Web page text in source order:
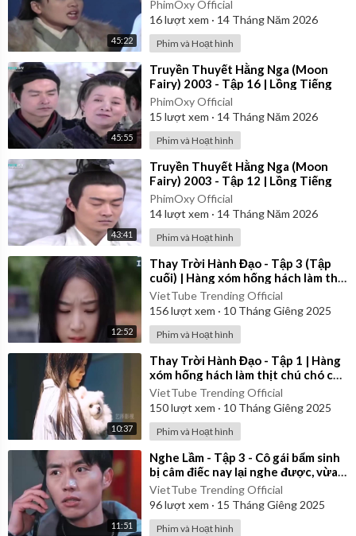
45:22
PhimOxy Official
16lượt xem · 14 Tháng Năm 2026
Phim và Hoạt hình
45:55
⁣Truyền Thuyết Hằng Nga (Moon
Fairy) 2003 - Tập 16 | Lồng Tiếng
PhimOxy Official
15 lượt xem · 14 Tháng Năm 2026
Phim và Hoạt hình
43:41
⁣Truyền Thuyết Hằng Nga (Moon
Fairy) 2003 - Tập 12 | Lồng Tiếng
PhimOxy Official
14lượt xem · 14 Tháng Năm 2026
Phim và Hoạt hình
12:52
⁣Thay Trời Hành Đạo - Tập 3 (Tập
cuối) | Hàng xóm hống hách làm thịt
chú chó của cô gái | Review Phim
VietTube Trending Official
156lượt xem · 10 Tháng Giêng 2025
Phim và Hoạt hình
10:37
⁣Thay Trời Hành Đạo - Tập 1 | Hàng
xóm hống hách làm thịt chú chó của
cô gái | Review Phim
VietTube Trending Official
150lượt xem · 10 Tháng Giêng 2025
Phim và Hoạt hình
11:51
⁣Nghe Lầm - Tập 3 - Cô gái bẩm sinh
bị câm điếc nay lại nghe được, vừa
hay biết được bí mật động trời
VietTube Trending Official
96lượt xem · 15 Tháng Giêng 2025
Phim và Hoạt hình